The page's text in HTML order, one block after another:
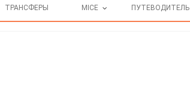
ТРАНСФЕРЫ MICE ПУТЕВОДИТЕЛЬ